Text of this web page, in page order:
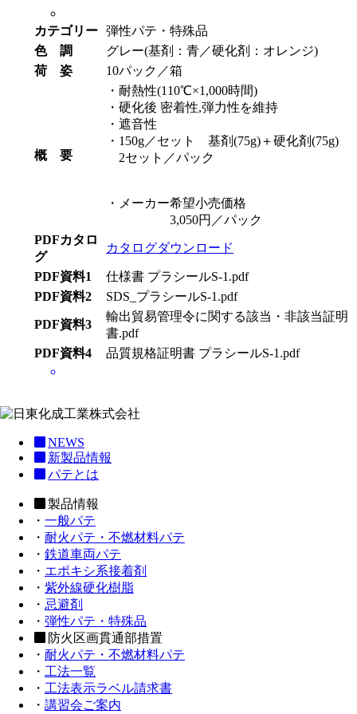
カテゴリー 弾性パテ・特殊品
色 調
グレー(基剤：青／硬化剤：オレンジ)
荷 姿
10パック／箱
概 要
・耐熱性(110℃×1,000時間)
・硬化後 密着性,弾力性を維持
・遮音性
・150g／セット 基剤(75g)＋硬化剤(75g)
2セット／パック
・メーカー希望小売価格
3,050円／パック
PDFカタロ
グ
カタログダウンロード
PDF資料1
仕様書 プラシールS-1.pdf
PDF資料2
SDS_プラシールS-1.pdf
PDF資料3
輸出貿易管理令に関する該当・非該当証明
書.pdf
PDF資料4
品質規格証明書 プラシールS-1.pdf
NEWS
新製品情報
パテとは
製品情報
・ 一般パテ
・ 耐火パテ・不燃材料パテ
・ 鉄道車両パテ
・ エポキシ系接着剤
・ 紫外線硬化樹脂
・ 忌避剤
・ 弾性パテ・特殊品
防火区画貫通部措置
・ 耐火パテ・不燃材料パテ
・ 工法一覧
・ 工法表示ラベル請求書
・ 講習会ご案内